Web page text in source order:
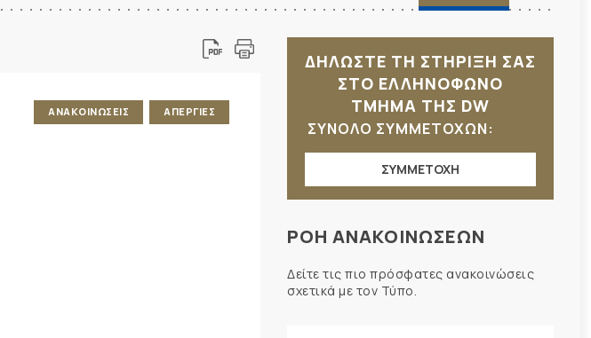
ΑΝΑΚΟΙΝΩΣΕΙΣ ΑΠΕΡΓΙΕΣ
ΔΗΛΩΣΤΕ ΤΗ ΣΤΗΡΙΞΗ ΣΑΣ
ΣΤΟ ΕΛΛΗΝΟΦΩΝΟ
ΤΜΗΜΑ ΤΗΣ DW
ΣΥΝΟΛΟ ΣΥΜΜΕΤΟΧΩΝ:
ΣΥΜΜΕΤΟΧΗ
ΡΟΗ ΑΝΑΚΟΙΝΩΣΕΩΝ
Δείτε τις πιο πρόσφατες ανακοινώσεις
σχετικά με τον Τύπο.